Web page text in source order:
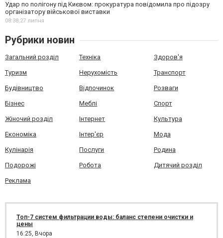
Удар по полігону під Києвом: прокуратура повідомила про підозру
організатору військової виставки
08:38,27 липня
Рубрики новин
Загальний розділ Техніка Здоров'я
Туризм Нерухомість Транспорт
Будівництво Відпочинок Розваги
Бізнес Меблі Спорт
Жіночий розділ Інтернет Культура
Економіка Інтер'єр Мода
Кулінарія Послуги Родина
Подорожі Робота Дитячий розділ
Реклама
Топ-7 систем фильтрации воды: баланс степени очистки и
цены
16:25, Вчора